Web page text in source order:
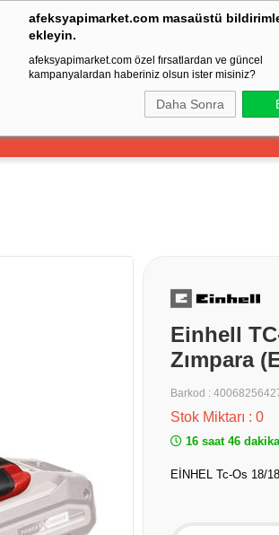
afeksyapimarket.com masaüstü
ekleyin.
afeksyapimarket.com özel fırsatlardan ve güncel
kampanyalardan haberiniz olsun ister misiniz?
Daha Sonra
Einhell
Zımpara
Barkod :
Stok Miktarı : 0
16 saat 46
EİNHEL Tc-Os 18/